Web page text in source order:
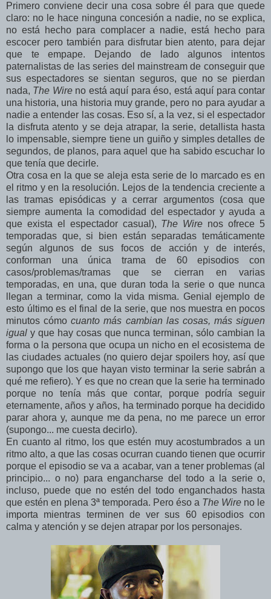
Primero conviene decir una cosa sobre él para que quede
claro: no le hace ninguna concesión a nadie, no se explica,
no está hecho para complacer a nadie, está hecho para
escocer pero también para disfrutar bien atento, para dejar
que te empape. Dejando de lado algunos intentos
paternalistas de las series del mainstream de conseguir que
sus espectadores se sientan seguros, que no se pierdan
nada, The Wireno está aquí para éso, está aquí para contar
una historia, una historia muy grande, pero no para ayudar a
nadie a entender las cosas. Eso sí, a la vez, si el espectador
la disfruta atento y se deja atrapar, la serie, detallista hasta
lo impensable, siempre tiene un guiño y simples detalles de
segundos, de planos, para aquel que ha sabido escuchar lo
que tenía que decirle.
Otra cosa en la que se aleja esta serie de lo marcado es en
el ritmo y en la resolución. Lejos de la tendencia creciente a
las tramas episódicas y a cerrar argumentos (cosa que
siempre aumenta la comodidad del espectador y ayuda a
que exista el espectador casual), The Wire nos ofrece 5
temporadas que, si bien están separadas temáticamente
según algunos de sus focos de acción y de interés,
conforman una única trama de 60 episodios con
casos/problemas/tramas que se cierran en varias
temporadas, en una, que duran toda la serie o que nunca
llegan a terminar, como la vida misma. Genial ejemplo de
esto último es el final de la serie, que nos muestra en pocos
minutos cómocuanto más cambian las cosas, más siguen
igual y que hay cosas que nunca terminan, sólo cambian la
forma o la persona que ocupa un nicho en el ecosistema de
las ciudades actuales (no quiero dejar spoilers hoy, así que
supongo que los que hayan visto terminar la serie sabrán a
qué me refiero). Y es que no crean que la serie ha terminado
porque no tenía más que contar, porque podría seguir
eternamente, años y años, ha terminado porque ha decidido
parar ahora y, aunque me da pena, no me parece un error
(supongo... me cuesta decirlo).
En cuanto al ritmo, los que estén muy acostumbrados a un
ritmo alto, a que las cosas ocurran cuando tienen que ocurrir
porque el episodio se va a acabar, van a tener problemas (al
principio... o no) para engancharse del todo a la serie o,
incluso, puede que no estén del todo enganchados hasta
que estén en plena 3ª temporada. Pero éso a The Wire no le
importa mientras terminen de ver sus 60 episodios con
calma y atención y se dejen atrapar por los personajes.